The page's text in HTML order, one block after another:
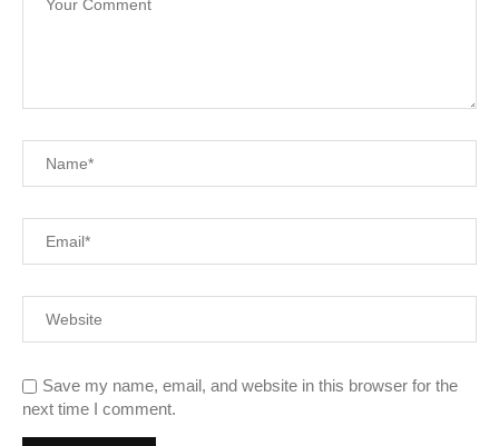
Save my name, email, and website in this browser for the
next time I comment.